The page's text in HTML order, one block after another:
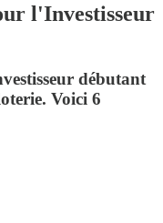
l'Investisseur
débutant
Voici 6